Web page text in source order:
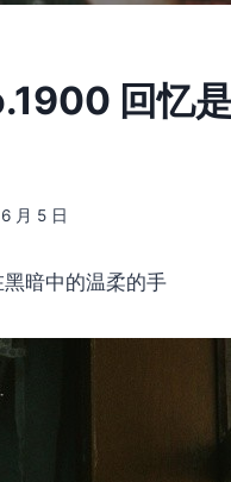
回忆
月 5 日
暗中的温柔的手